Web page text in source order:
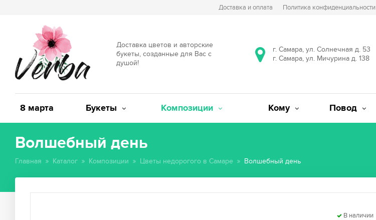
Доставка и оплата Политика конфиденциальности
Доставка цветов и авторские
букеты, созданные для Вас с
душой!
г. Самара, ул. Солнечная д. 53
г. Самара, ул. Мичурина д. 138
8 марта Букеты Композиции Кому Повод
Волшебный день
Главная Каталог Композиции Цветы недорогого в Самаре Волшебный день
В наличии